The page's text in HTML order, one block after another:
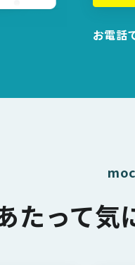
お電話
たって気